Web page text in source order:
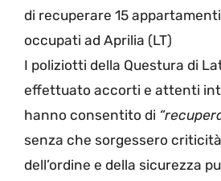
di recuperare 15
occupati ad Aprilia (LT)
I poliziotti della Questura di
effettuato accorti e attenti
hanno consentito di
senza che sorgessero
dell’ordine e della sicurezza